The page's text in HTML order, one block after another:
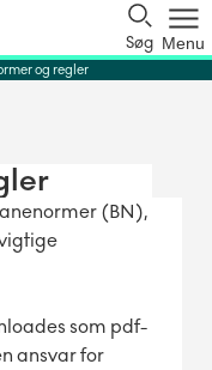
Søg Menu
og regler
(BN),
som pdf-
ansvar for